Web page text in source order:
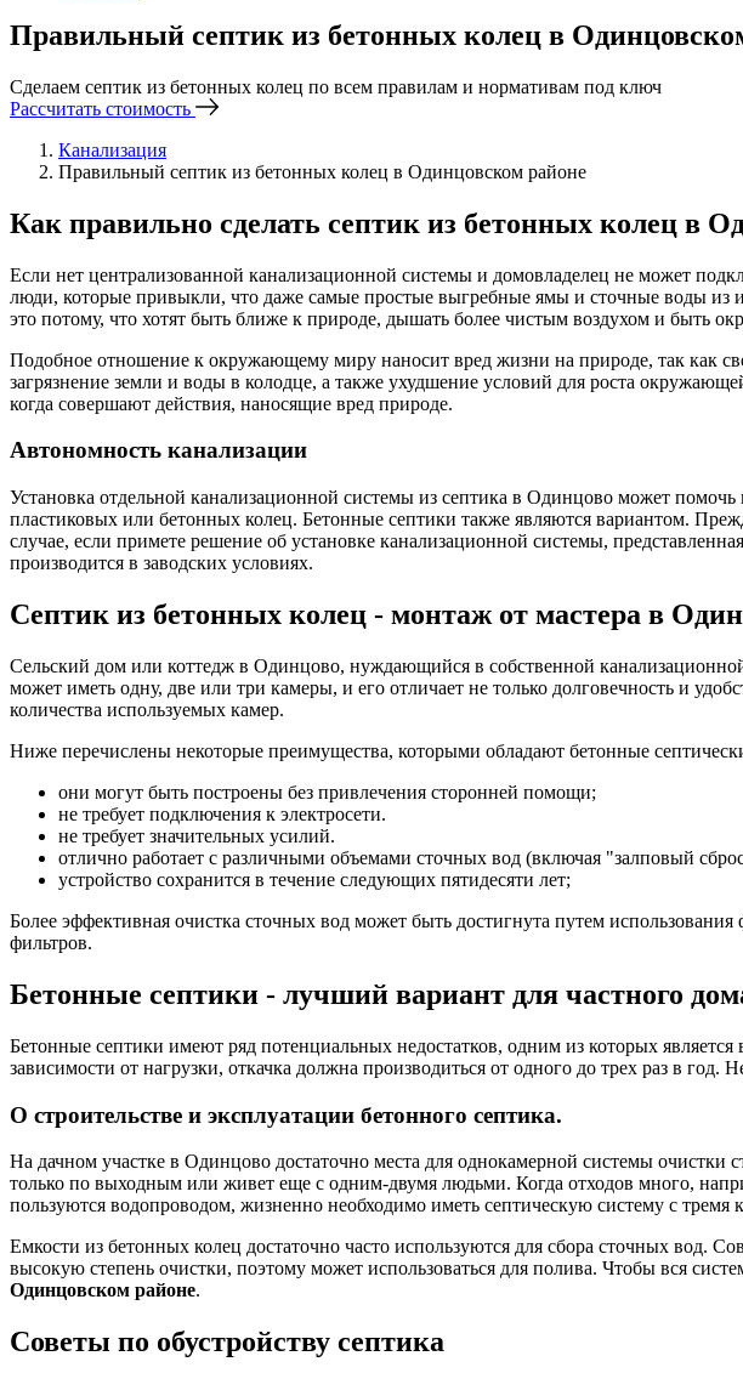
Правильный септик из бетонных колец в
Сделаем септик из бетонных колец по всем правилам и нормативам под ключ
Рассчитать стоимость
Канализация
Правильный септик из бетонных колец в Одинцовском районе
Как правильно сделать септик из бетонных колец в
Если нет централизованной канализационной системы и домовладелец не может
люди, которые привыкли, что даже самые простые выгребные ямы и сточные воды из
это потому, что хотят быть ближе к природе, дышать более чистым воздухом и быть
Подобное отношение к окружающему миру наносит вред жизни на природе, так как
загрязнение земли и воды в колодце, а также ухудшение условий для роста
когда совершают действия, наносящие вред природе.
Автономность канализации
Установка отдельной канализационной системы из септика в Одинцово может
пластиковых или бетонных колец. Бетонные септики также являются вариантом.
случае, если примете решение об установке канализационной системы,
производится в заводских условиях.
Септик из бетонных колец - монтаж от мастера в
Сельский дом или коттедж в Одинцово, нуждающийся в собственной
может иметь одну, две или три камеры, и его отличает не только долговечность и
количества используемых камер.
Ниже перечислены некоторые преимущества, которыми обладают бетонные
они могут быть построены без привлечения сторонней помощи;
не требует подключения к электросети.
не требует значительных усилий.
отлично работает с различными объемами сточных вод (включая "залповый
устройство сохранится в течение следующих пятидесяти лет;
Более эффективная очистка сточных вод может быть достигнута путем
фильтров.
Бетонные септики - лучший вариант для частного
Бетонные септики имеют ряд потенциальных недостатков, одним из которых
зависимости от нагрузки, откачка должна производиться от одного до трех раз в год.
О строительстве и эксплуатации бетонного септика.
На дачном участке в Одинцово достаточно места для однокамерной системы очистки
только по выходным или живет еще с одним-двумя людьми. Когда отходов много,
пользуются водопроводом, жизненно необходимо иметь септическую систему с
Емкости из бетонных колец достаточно часто используются для сбора сточных вод.
высокую степень очистки, поэтому может использоваться для полива. Чтобы вся
Одинцовском районе.
Советы по обустройству септика